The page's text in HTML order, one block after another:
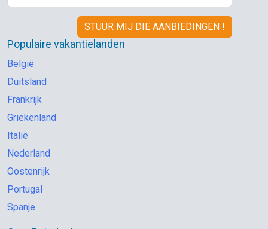
Populaire vakantielanden
België
Duitsland
Frankrijk
Griekenland
Italië
Nederland
Oostenrijk
Portugal
Spanje